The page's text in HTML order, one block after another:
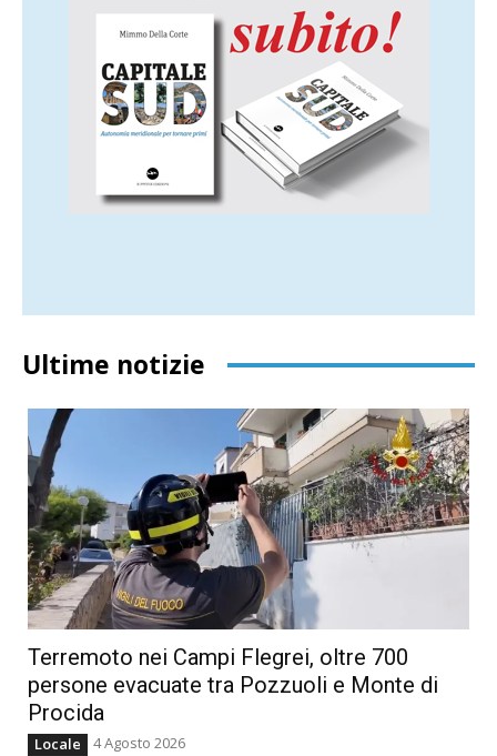
Ultime notizie
Terremoto nei Campi Flegrei, oltre 700
persone evacuate tra Pozzuoli e Monte di
Procida
Locale 4 Agosto 2026